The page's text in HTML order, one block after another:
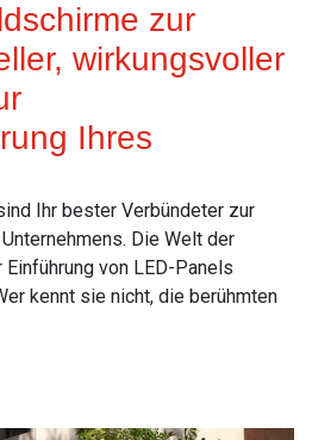
zur
wirkungsvoller
Ihres
Ihr bester Verbündeter zur
Die Welt der
von LED-Panels
kennt sie nicht, die berühmten